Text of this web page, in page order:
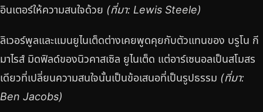
อินเตอร์ให้ความสนใจด้วย (ที่มา: Lewis Steele)
ลิเวอร์พูลและแมนยูไนเต็ดต่างเคยพูดคุยกับตัวแทนของ บรูโน กี
มาไรส์ มิดฟิลด์ของนิวคาสเซิล ยูไนเต็ด แต่อาร์เซนอลเป็นสโมสร
เดียวที่เปลี่ยนความสนใจนั้นเป็นข้อเสนอที่เป็นรูปธรรม (ที่มา:
Ben Jacobs)